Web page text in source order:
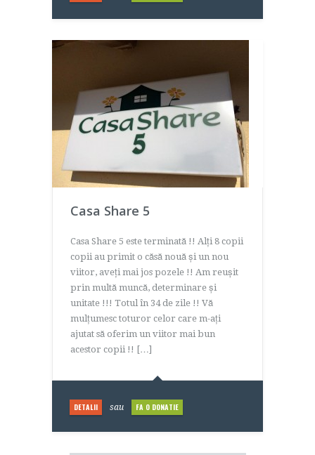
Casa Share 5
Casa Share 5 este terminată !! Alți 8 copii
copii au primit o căsă nouă și un nou
viitor, aveți mai jos pozele !! Am reușit
prin multă muncă, determinare și
unitate !!! Totul în 34 de zile !! Vă
mulțumesc toturor celor care m-ați
ajutat să oferim un viitor mai bun
acestor copii !! […]
DETALII sau FA O DONATIE